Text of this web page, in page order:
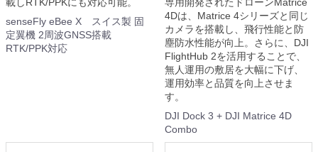
載しRTK/PPKにも対応可能。
senseFly eBee X スイス製 固
定翼機 2周波GNSS搭載
RTK/PPK対応
専用開発されたドローンMatrice
4Dは、Matrice 4シリーズと同じ
カメラを搭載し、飛行性能と防
塵防水性能が向上。さらに、DJI
FlightHub 2を活用することで、
無人運用の敷居を大幅に下げ、
運用効率と品質を向上させま
す。
DJI Dock 3 + DJI Matrice 4D
Combo